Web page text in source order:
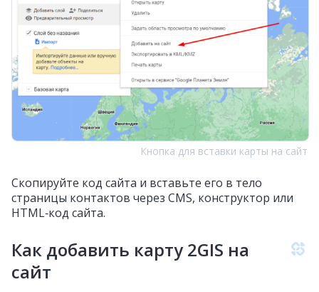
Кнопка для вставки карты на сайт
Скопируйте код сайта и вставьте его в тело
страницы контактов через CMS, конструктор или
HTML‑код сайта.
Как добавить карту 2GIS на
сайт